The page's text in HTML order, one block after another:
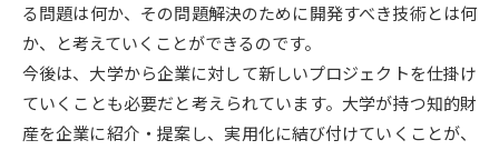
新生活お役立ちガイド
学問発見 学問検索
る問題は何か、その問題解決のために開発すべき技術とは何
か、と考えていくことができるのです。
今後は、大学から企業に対して新しいプロジェクトを仕掛け
ていくことも必要だと考えられています。大学が持つ知的財
産を企業に紹介・提案し、実用化に結び付けていくことが、